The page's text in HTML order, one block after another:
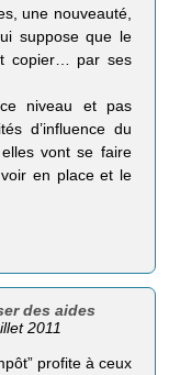
une nouveauté,
suppose que le
copier… par ses
niveau et pas
d’influence du
vont se faire
en place et le
des aides
2011
profite à ceux